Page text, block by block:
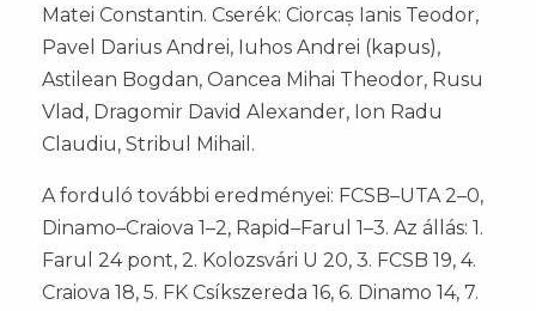
Matei Constantin. Cserék: Ciorcaș Ianis Teodor,
Pavel Darius Andrei, Iuhos Andrei (kapus),
Astilean Bogdan, Oancea Mihai Theodor, Rusu
Vlad, Dragomir David Alexander, Ion Radu
Claudiu, Stribul Mihail.
A forduló további eredményei: FCSB–UTA 2–0,
Dinamo–Craiova 1–2, Rapid–Farul 1–3. Az állás: 1.
Farul 24 pont, 2. Kolozsvári U 20, 3. FCSB 19, 4.
Craiova 18, 5. FK Csíkszereda 16, 6. Dinamo 14, 7.